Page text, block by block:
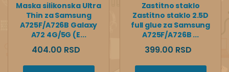
Maska silikonska Ultra
Thin za Samsung
A725F/A726B Galaxy
A72 4G/5G (E...
404.00 RSD
Zastitno staklo
Zastitno staklo 2.5D
full glue za Samsung
A725F/A726B ...
399.00 RSD